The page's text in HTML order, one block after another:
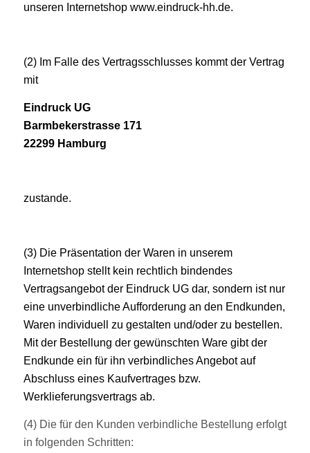
unseren Internetshop www.eindruck-hh.de.
(2) Im Falle des Vertragsschlusses kommt der Vertrag
mit
Eindruck UG
Barmbekerstrasse 171
22299 Hamburg
zustande.
(3) Die Präsentation der Waren in unserem
Internetshop stellt kein rechtlich bindendes
Vertragsangebot der Eindruck UG dar, sondern ist nur
eine unverbindliche Aufforderung an den Endkunden,
Waren individuell zu gestalten und/oder zu bestellen.
Mit der Bestellung der gewünschten Ware gibt der
Endkunde ein für ihn verbindliches Angebot auf
Abschluss eines Kaufvertrages bzw.
Werklieferungsvertrags ab.
(4) Die für den Kunden verbindliche Bestellung erfolgt
in folgenden Schritten: